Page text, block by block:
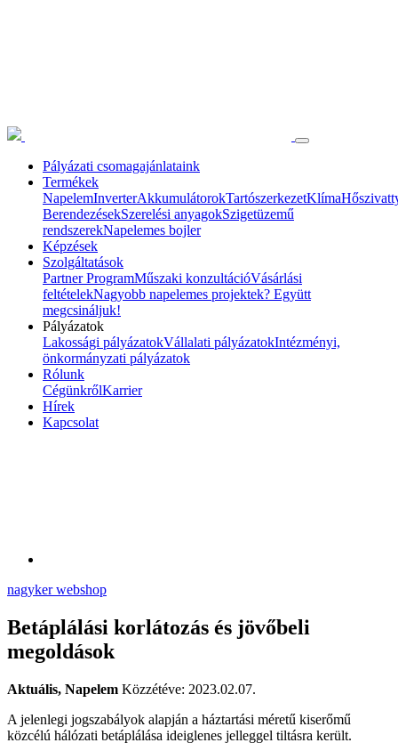
Pályázati csomagajánlataink
Termékek
NapelemInverterAkkumulátorokTartószerkezetKlíma
BerendezésekSzerelési anyagokSzigetüzemű
rendszerekNapelemes bojler
Képzések
Szolgáltatások
Partner ProgramMűszaki konzultációVásárlási
feltételekNagyobb napelemes projektek? Együtt
megcsináljuk!
Pályázatok
Lakossági pályázatokVállalati pályázatokIntézményi,
önkormányzati pályázatok
Rólunk
CégünkrőlKarrier
Hírek
Kapcsolat
nagyker webshop
Betáplálási korlátozás és jövőbeli
megoldások
Aktuális, Napelem Közzétéve: 2023.02.07.
A jelenlegi jogszabályok alapján a háztartási méretű kiserőmű
közcélú hálózati betáplálása ideiglenes jelleggel tiltásra került.